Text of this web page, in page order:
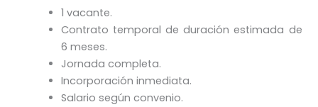
1 vacante.
Contrato temporal de duración estimada de
6 meses.
Jornada completa.
Incorporación inmediata.
Salario según convenio.